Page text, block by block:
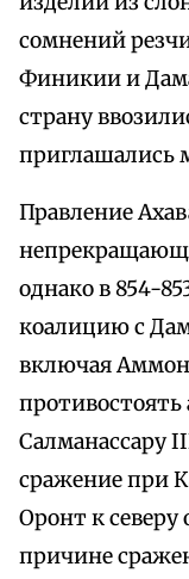
сомнений
Финикии и
страну
приглашались
Правление
однако в 854-
коалицию с
включая
Салманассару
сражение при
Оронт к северу
причине